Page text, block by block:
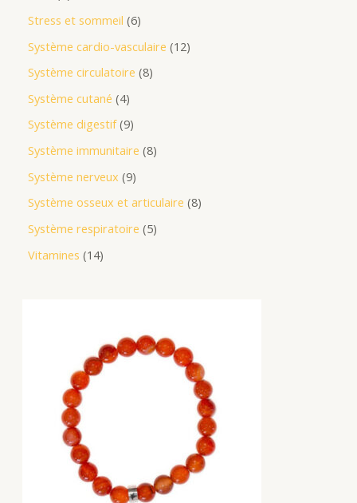
Stress et sommeil 6
Système cardio-vasculaire 12
Système circulatoire 8
Système cutané 4
Système digestif 9
Système immunitaire 8
Système nerveux 9
Système osseux et articulaire 8
Système respiratoire 5
Vitamines 14